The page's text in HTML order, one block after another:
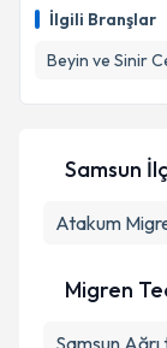
İlgili Branşlar
Beyin ve Sinir
Samsun
Atakum
Migren
Samsun